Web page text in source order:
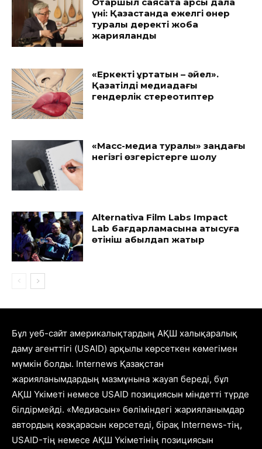
үні: Қазақстанда ежелгі өнер
туралы деректі жоба
жарияланды
«Еркекті құртатын – әйел».
Қазақтілді медиадағы
гендерлік стереотиптер
«Масс-медиа туралы» заңдағы
негізгі өзгерістерге шолу
Alternativa Film Labs Impact
Lab бағдарламасына қатысуға
өтініш қабылдап жатыр
Бұл уеб-сайт америкалықтардың АҚШ халықаралық
даму агенттігі (USAID) арқылы көрсеткен көмегімен
мүмкін болды. Internews Қазақстан
жарияланымдардың мазмұнына жауап береді, бұл
АҚШ Үкіметі немесе USAID позициясын міндетті түрде
білдірмейді. «Медиасын» бөліміндегі жарияланымдар
автордың көзқарасын көрсетеді, бірақ Internews-тің,
USAID-тің немесе АҚШ Үкіметінің позициясын